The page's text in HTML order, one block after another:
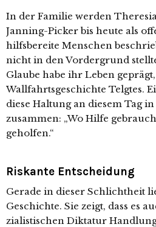
In der Familie wer­den
Janning-Picker bis heu­te als
hilfs­be­rei­te Menschen
nicht in den Vordergrund
Glaube habe ihr Leben
Wallfahrtsgeschichte Telgtes.
die­se Haltung an die­sem Tag
zusam­men: „Wo Hilfe
geholfen.“
Riskante Entscheidung
Gerade in die­ser Schlichtheit
Geschichte. Sie zeigt, dass es
zia­lis­ti­schen Diktatur